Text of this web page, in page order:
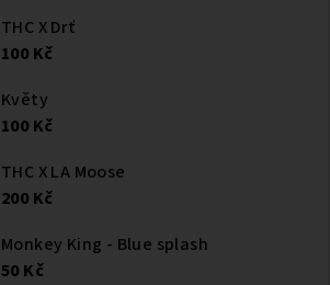
THC X Drť
100 Kč
Květy
100 Kč
THC X LA Moose
200 Kč
Monkey King - Blue splash
50 Kč